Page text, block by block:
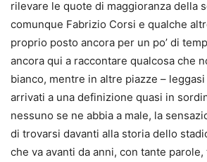
rilevare le quote di maggioranza della
comunque Fabrizio Corsi e qualche
proprio posto ancora per un po’ di
ancora qui a raccontare qualcosa che
bianco, mentre in altre piazze –
arrivati a una definizione quasi in
nessuno se ne abbia a male, la
di trovarsi davanti alla storia dello
che va avanti da anni, con tante